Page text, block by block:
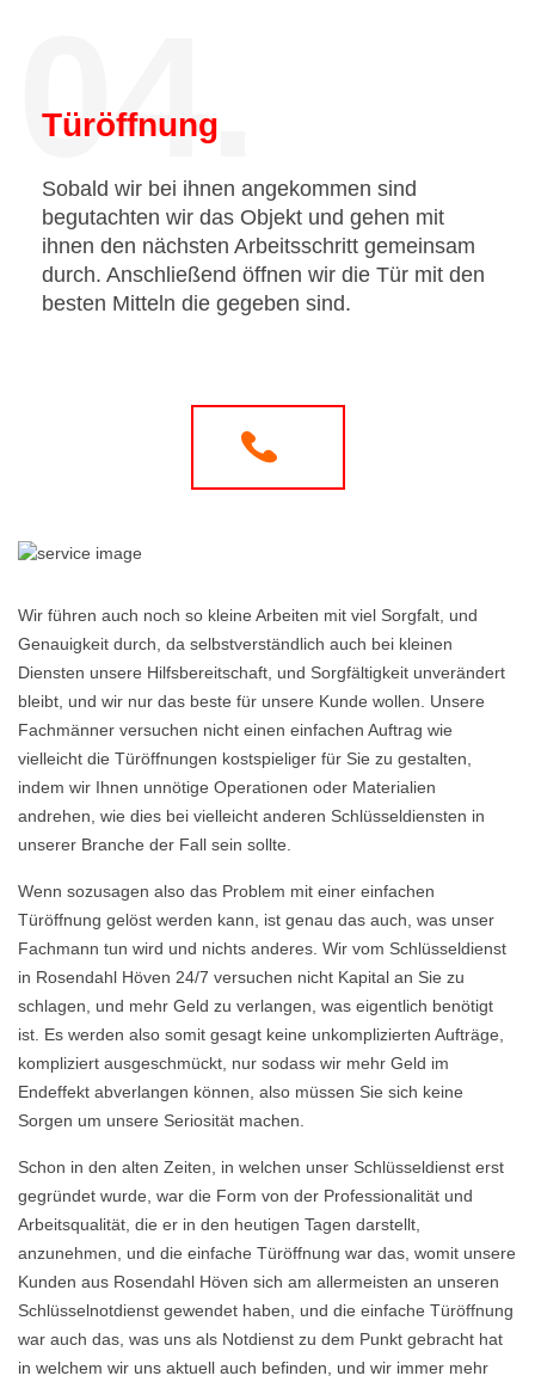
04.
Türöffnung
Sobald wir bei ihnen angekommen sind
begutachten wir das Objekt und gehen mit
ihnen den nächsten Arbeitsschritt gemeinsam
durch. Anschließend öffnen wir die Tür mit den
besten Mitteln die gegeben sind.
Wir führen auch noch so kleine Arbeiten mit viel Sorgfalt, und
Genauigkeit durch, da selbstverständlich auch bei kleinen
Diensten unsere Hilfsbereitschaft, und Sorgfältigkeit unverändert
bleibt, und wir nur das beste für unsere Kunde wollen. Unsere
Fachmänner versuchen nicht einen einfachen Auftrag wie
vielleicht die Türöffnungen kostspieliger für Sie zu gestalten,
indem wir Ihnen unnötige Operationen oder Materialien
andrehen, wie dies bei vielleicht anderen Schlüsseldiensten in
unserer Branche der Fall sein sollte.
Wenn sozusagen also das Problem mit einer einfachen
Türöffnung gelöst werden kann, ist genau das auch, was unser
Fachmann tun wird und nichts anderes. Wir vom Schlüsseldienst
in Rosendahl Höven 24/7 versuchen nicht Kapital an Sie zu
schlagen, und mehr Geld zu verlangen, was eigentlich benötigt
ist. Es werden also somit gesagt keine unkomplizierten Aufträge,
kompliziert ausgeschmückt, nur sodass wir mehr Geld im
Endeffekt abverlangen können, also müssen Sie sich keine
Sorgen um unsere Seriosität machen.
Schon in den alten Zeiten, in welchen unser Schlüsseldienst erst
gegründet wurde, war die Form von der Professionalität und
Arbeitsqualität, die er in den heutigen Tagen darstellt,
anzunehmen, und die einfache Türöffnung war das, womit unsere
Kunden aus Rosendahl Höven sich am allermeisten an unseren
Schlüsselnotdienst gewendet haben, und die einfache Türöffnung
war auch das, was uns als Notdienst zu dem Punkt gebracht hat
in welchem wir uns aktuell auch befinden, und wir immer mehr